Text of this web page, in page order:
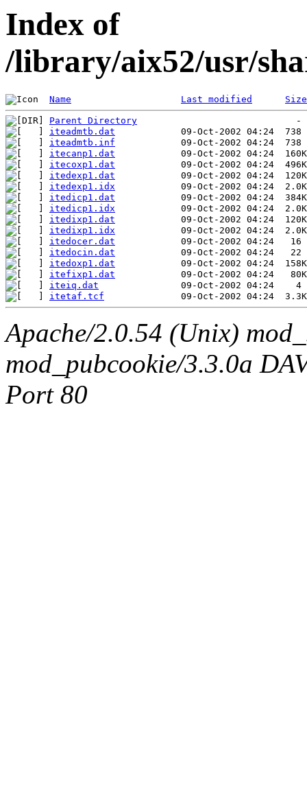
Index of
/library/aix52/usr/
Name Last modified Size
Parent Directory
iteadmtb.dat
iteadmtb.inf
itecanp1.dat
itecoxp1.dat
itedexp1.dat
itedexp1.idx
itedicp1.dat
itedicp1.idx
itedixp1.dat
itedixp1.idx
itedocer.dat
itedocin.dat
itedoxp1.dat
itefixp1.dat
iteiq.dat
itetaf.tcf
Apache/2.0.54 (Unix)
mod_pubcookie/3.3.0a
Port 80